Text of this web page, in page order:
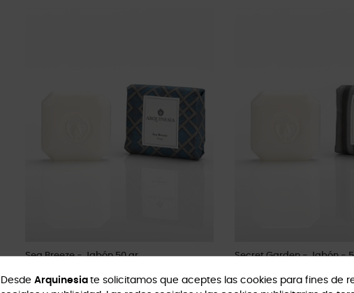
Sea Breeze - Jabón 50 gr.
9,00 €
Secret Garden - Jabón -
9,00 €
Desde Arquinesia te solicitamos que aceptes las cookies para fines de